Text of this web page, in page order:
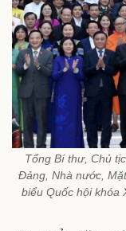
Tổng Bí thư, Chủ
Đảng, Nhà nước,
biểu Quốc hội khóa